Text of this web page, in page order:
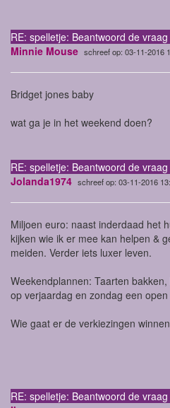
RE: spelletje: Beantwoord de vraag
Minnie Mouse schreef op: 03-11-2016
Bridget jones baby
wat ga je in het weekend doen?
RE: spelletje: Beantwoord de vraag
Jolanda1974 schreef op: 03-11-2016
Miljoen euro: naast inderdaad het
kijken wie ik er mee kan helpen &
meiden. Verder iets luxer leven.
Weekendplannen: Taarten
op verjaardag en zondag een
Wie gaat er de verkiezingen
RE: spelletje: Beantwoord de vraag